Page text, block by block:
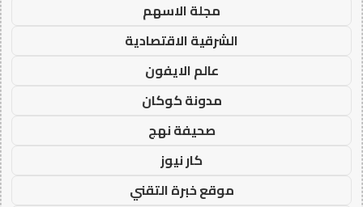
مجلة الاسهم
الشرقية الاقتصادية
عالم الايفون
مدونة كوكان
صحيفة نهج
كار نيوز
موقع خبرة التقني